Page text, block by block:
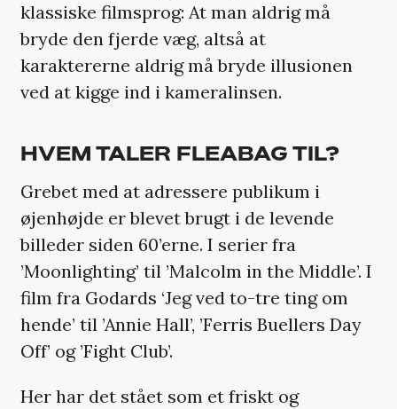
klassiske filmsprog: At man aldrig må
bryde den fjerde væg, altså at
karaktererne aldrig må bryde illusionen
ved at kigge ind i kameralinsen.
HVEM TALER FLEABAG TIL?
Grebet med at adressere publikum i
øjenhøjde er blevet brugt i de levende
billeder siden 60’erne. I serier fra
’Moonlighting’ til ’Malcolm in the Middle’. I
film fra Godards ‘Jeg ved to-tre ting om
hende’ til ’Annie Hall’, ’Ferris Buellers Day
Off’ og ’Fight Club’.
Her har det stået som et friskt og